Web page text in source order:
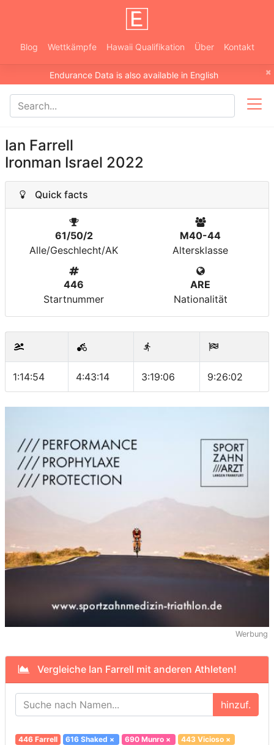
Blog Wettkämpfe Hawaii Qualifikation Über Kontakt
×
Endurance Data is also available in English
Ian Farrell
Ironman Israel 2022
Quick facts
61/50/2
Alle/Geschlecht/AK
M40-44
Altersklasse
446
Startnummer
ARE
Nationalität
1:14:54 4:43:14 3:19:06 9:26:02
Werbung
Vergleiche Ian Farrell mit anderen Athleten!
hinzuf.
446 Farrell 616 Shaked × 690 Munro× 443 Vicioso×